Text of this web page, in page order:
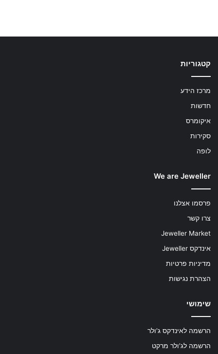
קטגוריות
מרכז הידע
חדשות
איקומרס
סקירות
לופה
We are Jeweller
פרסמו אצלנו
צרו קשר
Jeweller Market
אינדקס Jeweller
מדיניות פרטיות
הצהרת נגישות
שימושי
הרשמה לאינדקס ג'ולר
הרשמה לג'ולר מרקט